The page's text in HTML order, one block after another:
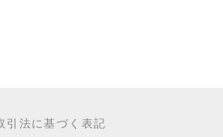
引法に基づく表記